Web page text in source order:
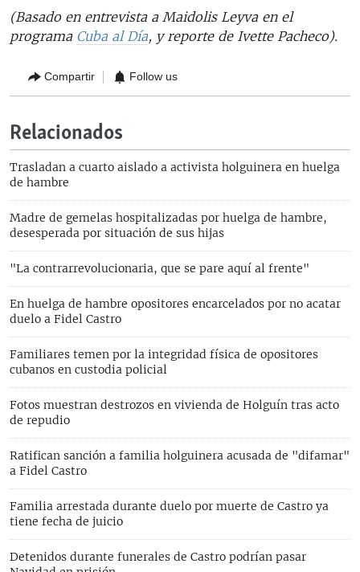
(Basado en entrevista a Maidolis Leyva en el
programa Cuba al Día, y reporte de Ivette Pacheco).
Compartir Follow us
Relacionados
Trasladan a cuarto aislado a activista holguinera en huelga
de hambre
Madre de gemelas hospitalizadas por huelga de hambre,
desesperada por situación de sus hijas
"La contrarrevolucionaria, que se pare aquí al frente"
En huelga de hambre opositores encarcelados por no acatar
duelo a Fidel Castro
Familiares temen por la integridad física de opositores
cubanos en custodia policial
Fotos muestran destrozos en vivienda de Holguín tras acto
de repudio
Ratifican sanción a familia holguinera acusada de "difamar"
a Fidel Castro
Familia arrestada durante duelo por muerte de Castro ya
tiene fecha de juicio
Detenidos durante funerales de Castro podrían pasar